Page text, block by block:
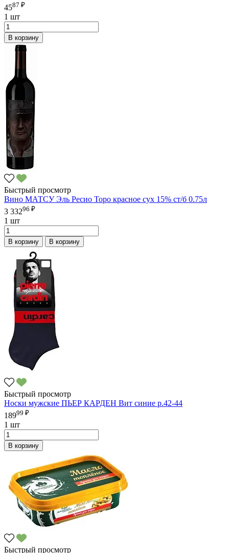
4587 ₽
1 шт
В корзину
Быстрый просмотр
Вино МАТСУ Эль Ресио Торо красное сух 15% ст/б 0.75л
3 33296 ₽
1 шт
В корзину В корзину
Быстрый просмотр
Носки мужские ПЬЕР КАРДЕН Вит синие р.42-44
18999 ₽
1 шт
В корзину
Быстрый просмотр